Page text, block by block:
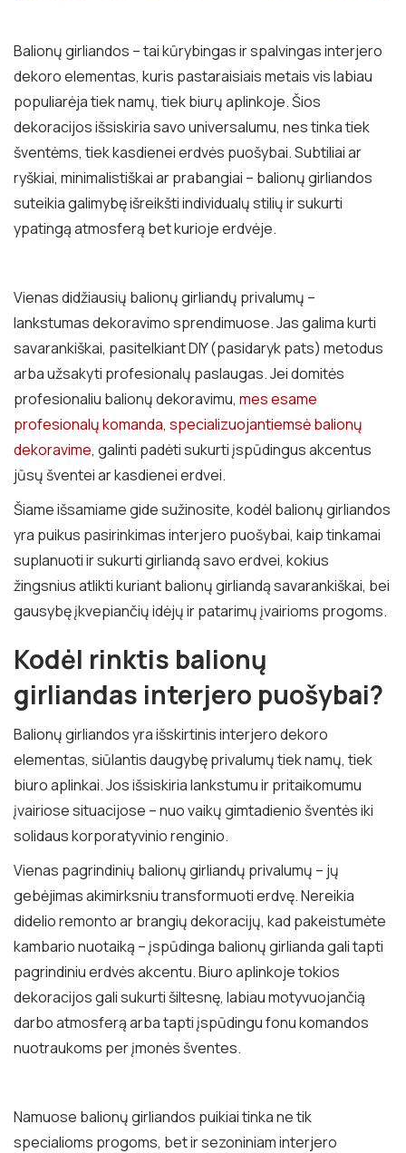
Balionų girliandos – tai kūrybingas ir spalvingas interjero
dekoro elementas, kuris pastaraisiais metais vis labiau
populiarėja tiek namų, tiek biurų aplinkoje. Šios
dekoracijos išsiskiria savo universalumu, nes tinka tiek
šventėms, tiek kasdienei erdvės puošybai. Subtiliai ar
ryškiai, minimalistiškai ar prabangiai – balionų girliandos
suteikia galimybę išreikšti individualų stilių ir sukurti
ypatingą atmosferą bet kurioje erdvėje.
Vienas didžiausių balionų girliandų privalumų –
lankstumas dekoravimo sprendimuose. Jas galima kurti
savarankiškai, pasitelkiant DIY (pasidaryk pats) metodus
arba užsakyti profesionalų paslaugas. Jei domitės
profesionaliu balionų dekoravimu, mes esame
profesionalų komanda, specializuojantiemsė balionų
dekoravime, galinti padėti sukurti įspūdingus akcentus
jūsų šventei ar kasdienei erdvei.
Šiame išsamiame gide sužinosite, kodėl balionų girliandos
yra puikus pasirinkimas interjero puošybai, kaip tinkamai
suplanuoti ir sukurti girliandą savo erdvei, kokius
žingsnius atlikti kuriant balionų girliandą savarankiškai, bei
gausybę įkvepiančių idėjų ir patarimų įvairioms progoms.
Kodėl rinktis balionų
girliandas interjero puošybai?
Balionų girliandos yra išskirtinis interjero dekoro
elementas, siūlantis daugybę privalumų tiek namų, tiek
biuro aplinkai. Jos išsiskiria lankstumu ir pritaikomumu
įvairiose situacijose – nuo vaikų gimtadienio šventės iki
solidaus korporatyvinio renginio.
Vienas pagrindinių balionų girliandų privalumų – jų
gebėjimas akimirksniu transformuoti erdvę. Nereikia
didelio remonto ar brangių dekoracijų, kad pakeistumėte
kambario nuotaiką – įspūdinga balionų girlianda gali tapti
pagrindiniu erdvės akcentu. Biuro aplinkoje tokios
dekoracijos gali sukurti šiltesnę, labiau motyvuojančią
darbo atmosferą arba tapti įspūdingu fonu komandos
nuotraukoms per įmonės šventes.
Namuose balionų girliandos puikiai tinka ne tik
specialioms progoms, bet ir sezoniniam interjero